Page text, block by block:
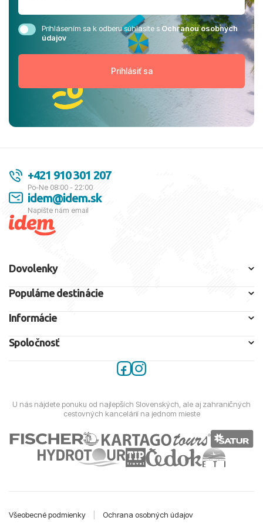
Prihlásením sa k odberu súhlasíte sOchranou osobných
údajov
+421 910 301 207
Po-Ne 08:00 - 22:00
idem@idem.sk
Napíšte nám email
Dovolenky
Populárne destinácie
Informácie
Spoločnosť
U nás nájdete ponuku od najlepších Slovenských, ale aj zahraničných
cestovných kancelárií na jednom mieste
Všeobecné podmienky Ochrana osobných údajov